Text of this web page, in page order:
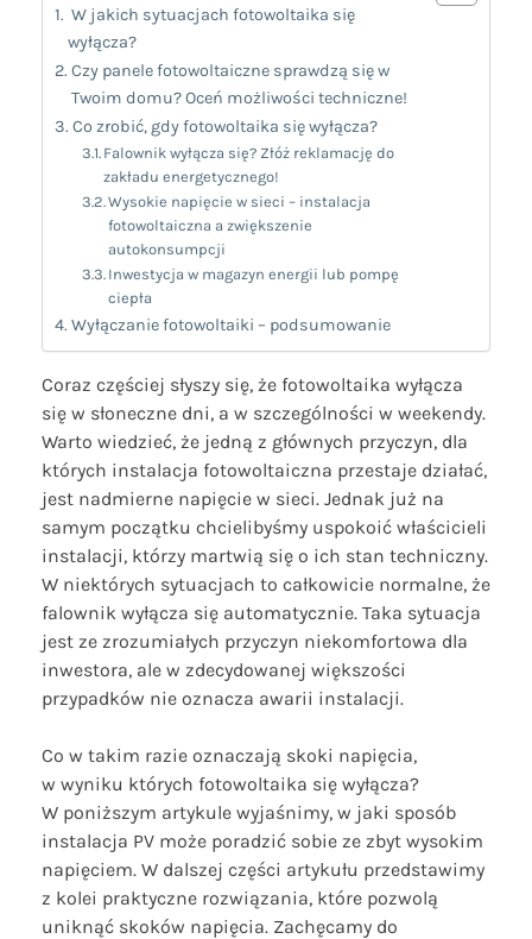
W jakich sytuacjach fotowoltaika się
wyłącza?
Czy panele fotowoltaiczne sprawdzą się w
Twoim domu? Oceń możliwości techniczne!
Co zrobić, gdy fotowoltaika się wyłącza?
Falownik wyłącza się? Złóż reklamację do
zakładu energetycznego!
Wysokie napięcie w sieci – instalacja
fotowoltaiczna a zwiększenie
autokonsumpcji
Inwestycja w magazyn energii lub pompę
ciepła
Wyłączanie fotowoltaiki – podsumowanie
Coraz częściej słyszy się, że fotowoltaika wyłącza
się w słoneczne dni, a w szczególności w weekendy.
Warto wiedzieć, że jedną z głównych przyczyn, dla
których instalacja fotowoltaiczna przestaje działać,
jest nadmierne napięcie w sieci. Jednak już na
samym początku chcielibyśmy uspokoić właścicieli
instalacji, którzy martwią się o ich stan techniczny.
W niektórych sytuacjach to całkowicie normalne, że
falownik wyłącza się automatycznie. Taka sytuacja
jest ze zrozumiałych przyczyn niekomfortowa dla
inwestora, ale w zdecydowanej większości
przypadków nie oznacza awarii instalacji.
Co w takim razie oznaczają skoki napięcia,
w wyniku których fotowoltaika się wyłącza?
W poniższym artykule wyjaśnimy, w jaki sposób
instalacja PV może poradzić sobie ze zbyt wysokim
napięciem. W dalszej części artykułu przedstawimy
z kolei praktyczne rozwiązania, które pozwolą
uniknąć skoków napięcia. Zachęcamy do